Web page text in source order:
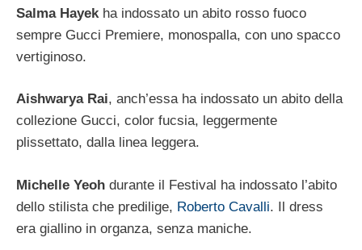
Salma Hayekha indossato un abito rosso fuoco
sempre Gucci Premiere, monospalla, con uno spacco
vertiginoso.
Aishwarya Rai, anch’essa ha indossato un abito della
collezione Gucci, color fucsia, leggermente
plissettato, dalla linea leggera.
Michelle Yeoh durante il Festival ha indossato l’abito
dello stilista che predilige, Roberto Cavalli. Il dress
era giallino in organza, senza maniche.